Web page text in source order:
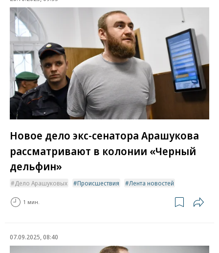
Новое дело экс-сенатора Арашукова
рассматривают в колонии «Черный
дельфин»
Дело Арашуковых Происшествия Лента новостей
1 мин.
07.09.2025, 08:40